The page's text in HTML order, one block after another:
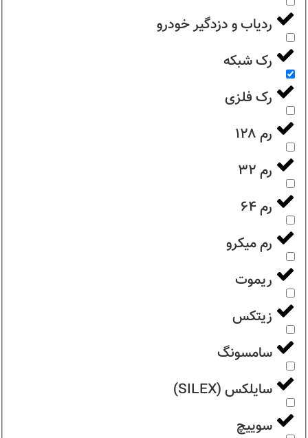
ردیاب و دزدگیر خودرو
رک شبکه
رک فلزی
رم ۱۲۸
رم ۳۲
رم ۶۴
رم میکرو
ریموت
زیتکس
سامسونگ
سایلکس (SILEX)
سوییچ